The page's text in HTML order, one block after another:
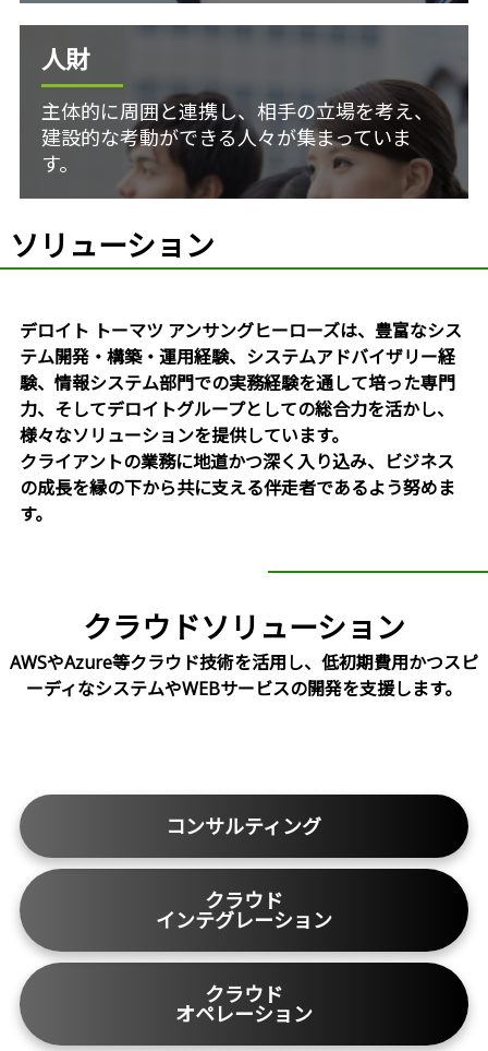
人財
主体的に周囲と連携し、相手の立場を考え、
建設的な考動ができる人々が集まっていま
す。
ソリューション
デロイト トーマツ アンサングヒーローズは、豊富なシス
テム開発・構築・運用経験、システムアドバイザリー経
験、情報システム部門での実務経験を通して培った専門
力、そしてデロイトグループとしての総合力を活かし、
様々なソリューションを提供しています。
クライアントの業務に地道かつ深く入り込み、ビジネス
の成長を縁の下から共に支える伴走者であるよう努めま
す。
クラウドソリューション
AWSやAzure等クラウド技術を活用し、低初期費用かつスピ
ーディなシステムやWEBサービスの開発を支援します。
コンサルティング
クラウド
インテグレーション
クラウド
オペレーション